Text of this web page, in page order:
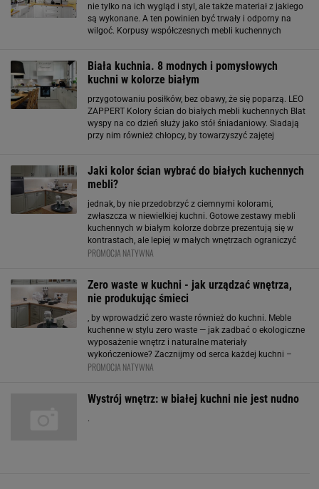
nie tylko na ich wygląd i styl, ale także materiał z jakiego
są wykonane. A ten powinien być trwały i odporny na
wilgoć. Korpusy współczesnych mebli kuchennych
Biała kuchnia. 8 modnych i pomysłowych
kuchni w kolorze białym
przygotowaniu posiłków, bez obawy, że się poparzą. LEO
ZAPPERT Kolory ścian do białych mebli kuchennych Blat
wyspy na co dzień służy jako stół śniadaniowy. Siadają
przy nim również chłopcy, by towarzyszyć zajętej
Jaki kolor ścian wybrać do białych kuchennych
mebli?
jednak, by nie przedobrzyć z ciemnymi kolorami,
zwłaszcza w niewielkiej kuchni. Gotowe zestawy mebli
kuchennych w białym kolorze dobrze prezentują się w
kontrastach, ale lepiej w małych wnętrzach ograniczyć
czerń. Stylowe połączenia – od Skandynawii po boho
PROMOCJA NATYWNA
Zero waste w kuchni - jak urządzać wnętrza,
nie produkując śmieci
, by wprowadzić zero waste również do kuchni. Meble
kuchenne w stylu zero waste — jak zadbać o ekologiczne
wyposażenie wnętrz i naturalne materiały
wykończeniowe? Zacznijmy od serca każdej kuchni –
mebli. To one tworzą bazę aranżacji i odpowiadają za
PROMOCJA NATYWNA
Wystrój wnętrz: w białej kuchni nie jest nudno
.